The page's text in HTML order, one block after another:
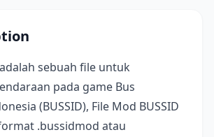
sebuah file untuk
pada game Bus
(BUSSID), File Mod BUSSID
.bussidmod atau